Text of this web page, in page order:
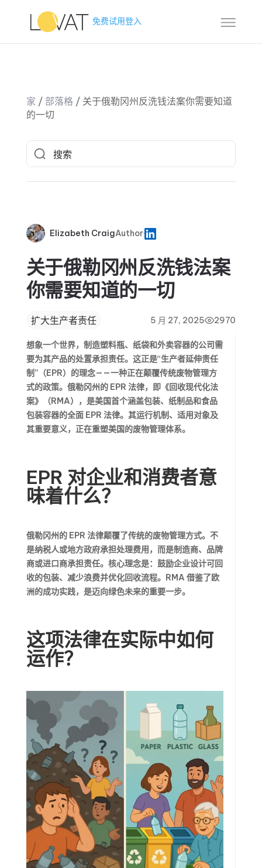
免费试用登入
家 / 部落格/ 关于俄勒冈州反洗钱法案你需要知道
的一切
Elizabeth CraigAuthor
关于俄勒冈州反洗钱法案
你需要知道的一切
扩大生产者责任 5 月 27, 2025 2970
想象一个世界，制造塑料瓶、纸袋和外卖容器的公司需
要为其产品的处置承担责任。这正是“生产者延伸责任
制”（EPR）的理念——一种正在颠覆传统废物管理方
式的政策。俄勒冈州的 EPR 法律，即《回收现代化法
案》（RMA），是美国首个涵盖包装、纸制品和食品
包装容器的全面 EPR 法律。其运行机制、适用对象及
其重要意义，正在重塑美国的废物管理体系。
EPR 对企业和消费者意
味着什么？
俄勒冈州的 EPR 法律颠覆了传统的废物管理方式。不
是纳税人或地方政府承担处理费用，而是制造商、品牌
商或进口商承担责任。核心理念是：鼓励企业设计可回
收的包装、减少浪费并优化回收流程。RMA 借鉴了欧
洲的成功实践，是迈向绿色未来的重要一步。
这项法律在实际中如何
运作？